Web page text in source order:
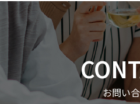
お問い